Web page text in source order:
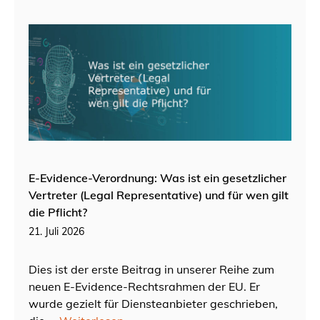
E-Evidence-Verordnung: Was ist ein gesetzlicher
Vertreter (Legal Representative) und für wen gilt
die Pflicht?
21. Juli 2026
Dies ist der erste Beitrag in unserer Reihe zum
neuen E-Evidence-Rechtsrahmen der EU. Er
wurde gezielt für Diensteanbieter geschrieben,